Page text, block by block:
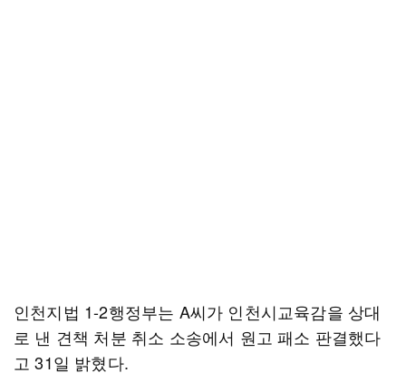
인천지법 1-2행정부는 A씨가 인천시교육감을 상대
로 낸 견책 처분 취소 소송에서 원고 패소 판결했다
고 31일 밝혔다.